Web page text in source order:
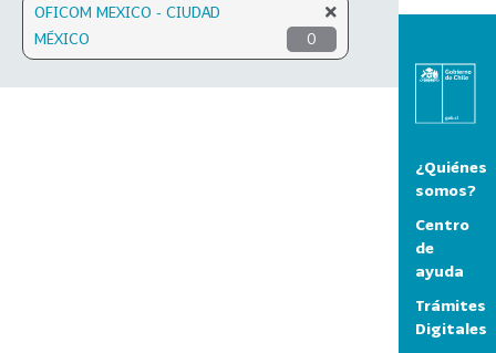
OFICOM MEXICO - CIUDAD
MÉXICO
0
¿Quiénes
somos?
Centro
de
ayuda
Trámites
Digitales